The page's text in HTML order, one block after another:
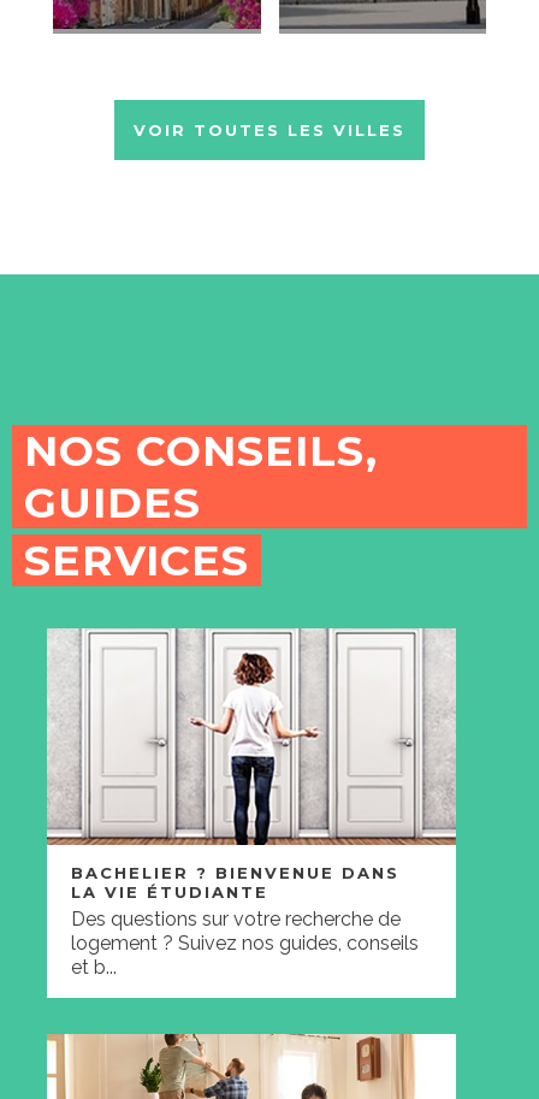
VOIR TOUTES LES VILLES
NOS CONSEILS,
GUIDES
SERVICES
BACHELIER ? BIENVENUE DANS
LA VIE ÉTUDIANTE
Des questions sur votre recherche de
logement ? Suivez nos guides, conseils
et b...